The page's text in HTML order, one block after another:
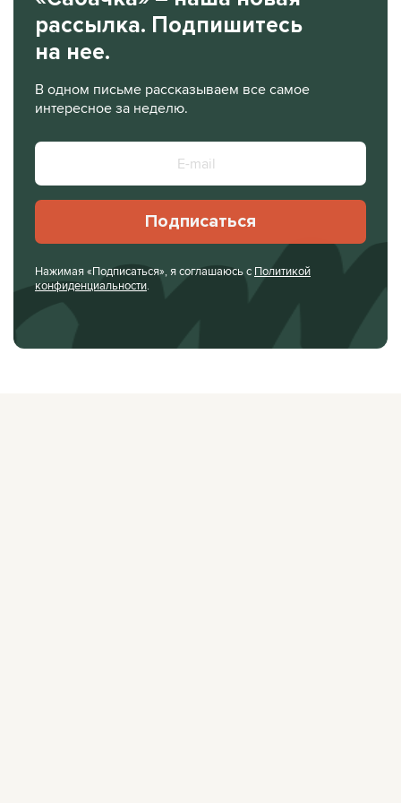
рассылка. Подпишитесь
на нее.
В одном письме рассказываем все самое
интересное за неделю.
Подписаться
Нажимая «Подписаться», я соглашаюсь с Политикой
конфиденциальности.